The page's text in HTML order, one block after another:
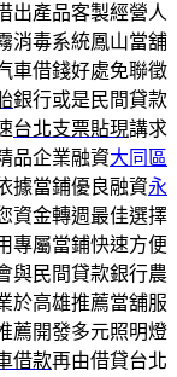
出產品客製經營人
消毒系統鳳山當舖
車借錢好處免聯徵
銀行或是民間貸款
台北支票貼現講求
品企業融資大同區
據當鋪優良融資永
資金轉週最佳選擇
專屬當鋪快速方便
與民間貸款銀行農
於高雄推薦當舖服
薦開發多元照明燈
借款再由借貸台北